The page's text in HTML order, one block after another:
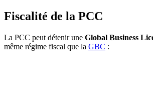
Fiscalité de la PCC
La PCC peut détenir une Global Business
même régime fiscal que la GBC :